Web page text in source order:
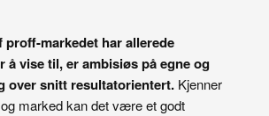
proff-markedet har allerede
å vise til, er ambisiøs på egne og
over snitt resultatorientert.Kjenner
marked kan det være et godt